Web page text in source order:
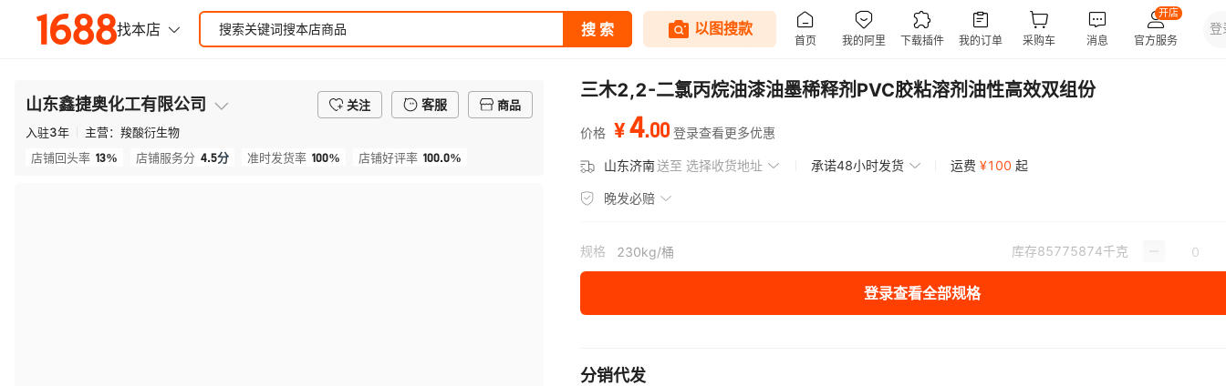
山东鑫捷奥化工有限公司 关注 客服
商品
入驻3年 主营： 羧酸衍生物
店铺回头率 13% 店铺服务分 4.5分 准时发货率 100% 店铺好评率 100.0%
三木2,2-二氯丙烷油漆油墨稀释剂PVC胶粘溶剂油性高效双组份
价格 ¥4.00 登录查看更多优惠
山东济南送至 选择收货地址 承诺48小时发货 运费 ¥100 起
晚发必赔
规格 230kg/桶 库存85775874千克
登录查看全部规格
分销代发